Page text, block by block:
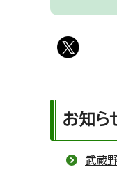
お知ら
武蔵